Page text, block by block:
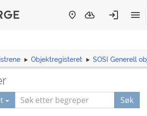
Objektregisteret SOSI Generell
Søk